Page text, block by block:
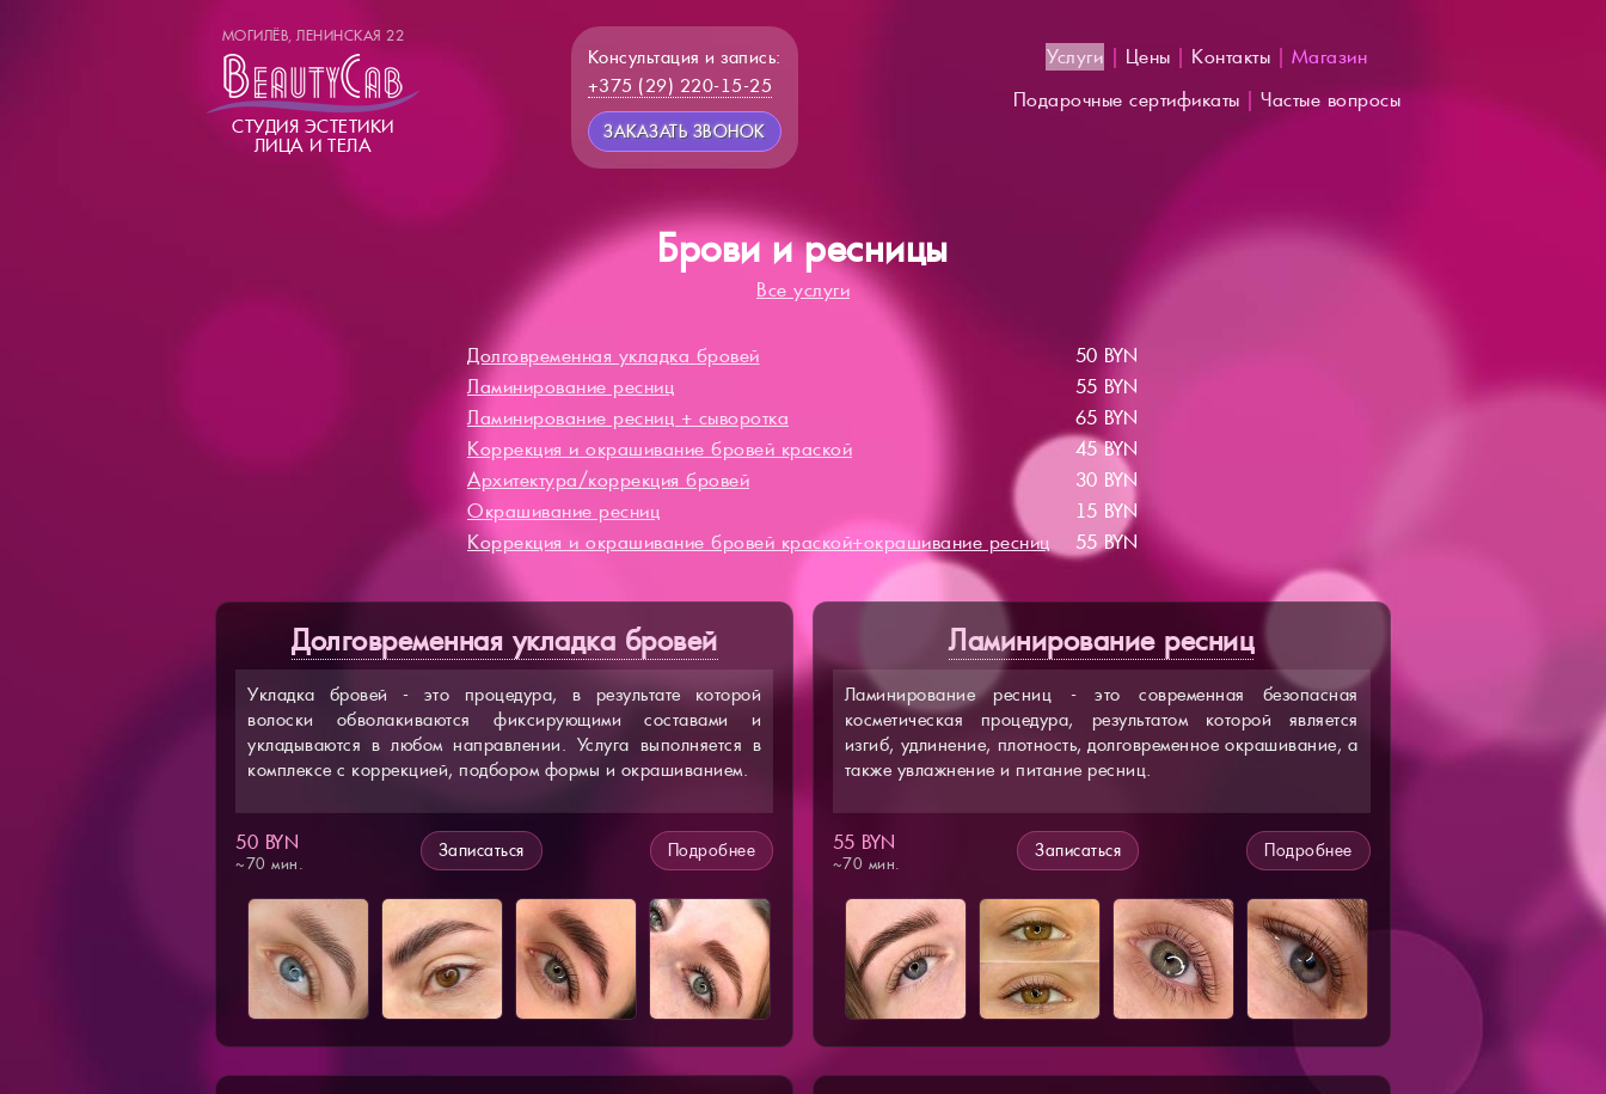
МОГИЛЁВ, ЛЕНИНСКАЯ 22
СТУДИЯ ЭСТЕТИКИ
ЛИЦА И ТЕЛА
Консультация и запись:
+375 (29) 220-15-25
ЗАКАЗАТЬ ЗВОНОК
Услуги Цены Контакты
Магазин
Подарочные сертификаты
Частые вопросы
Брови и ресницы
Все услуги
Долговременная укладка бровей
50 BYN
Ламинирование ресниц
55 BYN
Ламинирование ресниц + сыворотка
65 BYN
Коррекция и окрашивание бровей краской
45 BYN
Архитектура/коррекция бровей
30 BYN
Окрашивание ресниц
15 BYN
Коррекция и окрашивание бровей краской+окрашивание ресниц
55 BYN
Долговременная укладка бровей
Укладка бровей - это процедура, в результате которой
волоски обволакиваются фиксирующими составами и
укладываются в любом направлении. Услуга выполняется в
комплексе с коррекцией, подбором формы и окрашиванием.
50 BYN
~70 мин.
Записаться Подробнее
Ламинирование ресниц
Ламинирование ресниц - это современная безопасная
косметическая процедура, результатом которой является
изгиб, удлинение, плотность, долговременное окрашивание, а
также увлажнение и питание ресниц.
55 BYN
~70 мин.
Записаться Подробнее